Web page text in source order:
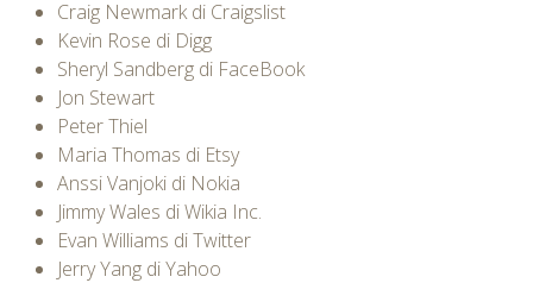
Craig Newmark di Craigslist
Kevin Rose di Digg
Sheryl Sandberg di FaceBook
Jon Stewart
Peter Thiel
Maria Thomas di Etsy
Anssi Vanjoki di Nokia
Jimmy Wales di Wikia Inc.
Evan Williams di Twitter
Jerry Yang di Yahoo